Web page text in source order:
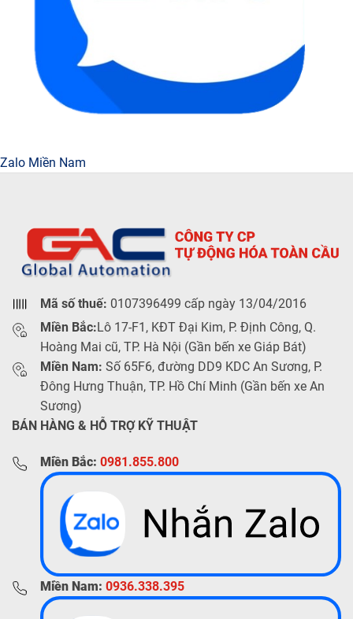
Zalo Miền Nam
Mã số thuế: 0107396499 cấp ngày 13/04/2016
Miền Bắc:Lô 17-F1, KĐT Đại Kim, P. Định Công, Q.
Hoàng Mai cũ, TP. Hà Nội (Gần bến xe Giáp Bát)
Miền Nam: Số 65F6, đường DD9 KDC An Sương, P.
Đông Hưng Thuận, TP. Hồ Chí Minh (Gần bến xe An
Sương)
BÁN HÀNG & HỖ TRỢ KỸ THUẬT
Miền Bắc: 0981.855.800
Miền Nam: 0936.338.395